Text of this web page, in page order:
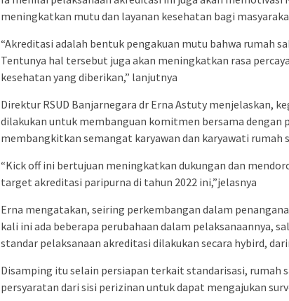
meningkatkan mutu dan layanan kesehatan bagi
“Akreditasi adalah bentuk pengakuan mutu bahwa rumah
Tentunya hal tersebut juga akan meningkatkan rasa
kesehatan yang diberikan,” lanjutnya
Direktur RSUD Banjarnegara dr Erna Astuty menjelaskan,
dilakukan untuk membanguan komitmen bersama dengan
membangkitkan semangat karyawan dan karyawati rumah
“Kick off ini bertujuan meningkatkan dukungan dan
target akreditasi paripurna di tahun 2022 ini,”jelasnya
Erna mengatakan, seiring perkembangan dalam
kali ini ada beberapa perubahaan dalam pelaksanaannya,
standar pelaksanaan akreditasi dilakukan secara hybird,
Disamping itu selain persiapan terkait standarisasi, rumah
persyaratan dari sisi perizinan untuk dapat mengajukan